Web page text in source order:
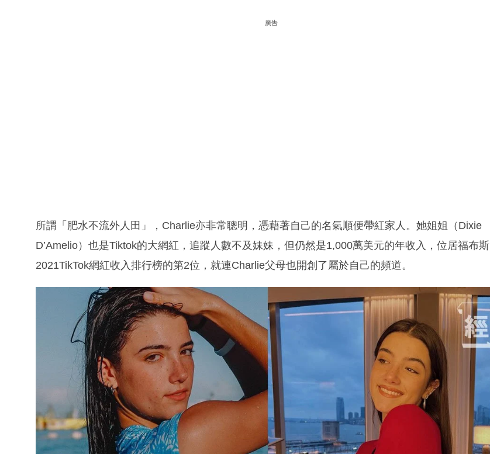
廣告
所謂「肥水不流外人田」，Charlie亦非常聰明，憑藉著自己的名氣順便帶紅家人。她姐姐（Dixie
D’Amelio）也是Tiktok的大網紅，追蹤人數不及妹妹，但仍然是1,000萬美元的年收入，位居福布斯
2021TikTok網紅收入排行榜的第2位，就連Charlie父母也開創了屬於自己的頻道。